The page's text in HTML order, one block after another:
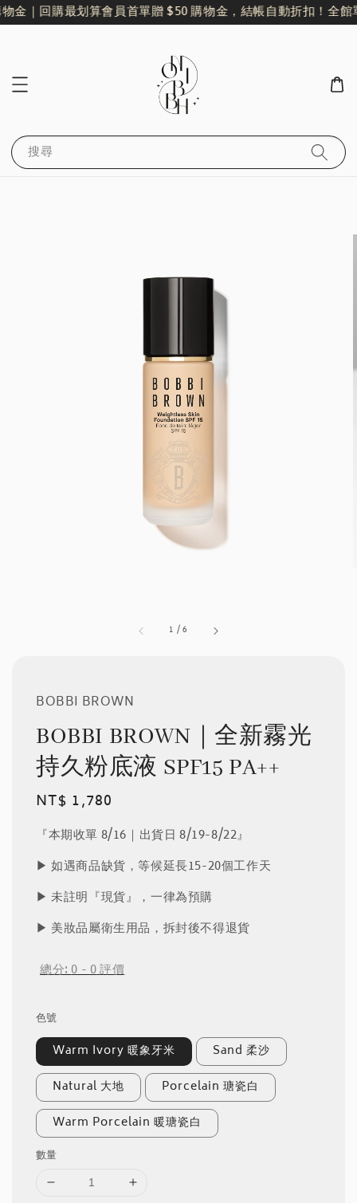
｜回購最划算會員首單贈 $50 購物金，結帳自動折扣！ 全館
搜尋
1 /6
BOBBI BROWN
BOBBI BROWN｜全新霧光
持久粉底液 SPF15 PA++
Regular
price
NT$ 1,780
『本期收單 8/16｜出貨日 8/19-8/22』
▶︎ 如遇商品缺貨，等候延長15-20個工作天
▶︎ 未註明『現貨』，一律為預購
▶︎ 美妝品屬衛生用品，拆封後不得退貨
總分:0-0評價
色號
Warm Ivory 暖象牙米
Sand 柔沙
Natural 大地
Porcelain 瑭瓷白
Warm Porcelain 暖瑭瓷白
數量